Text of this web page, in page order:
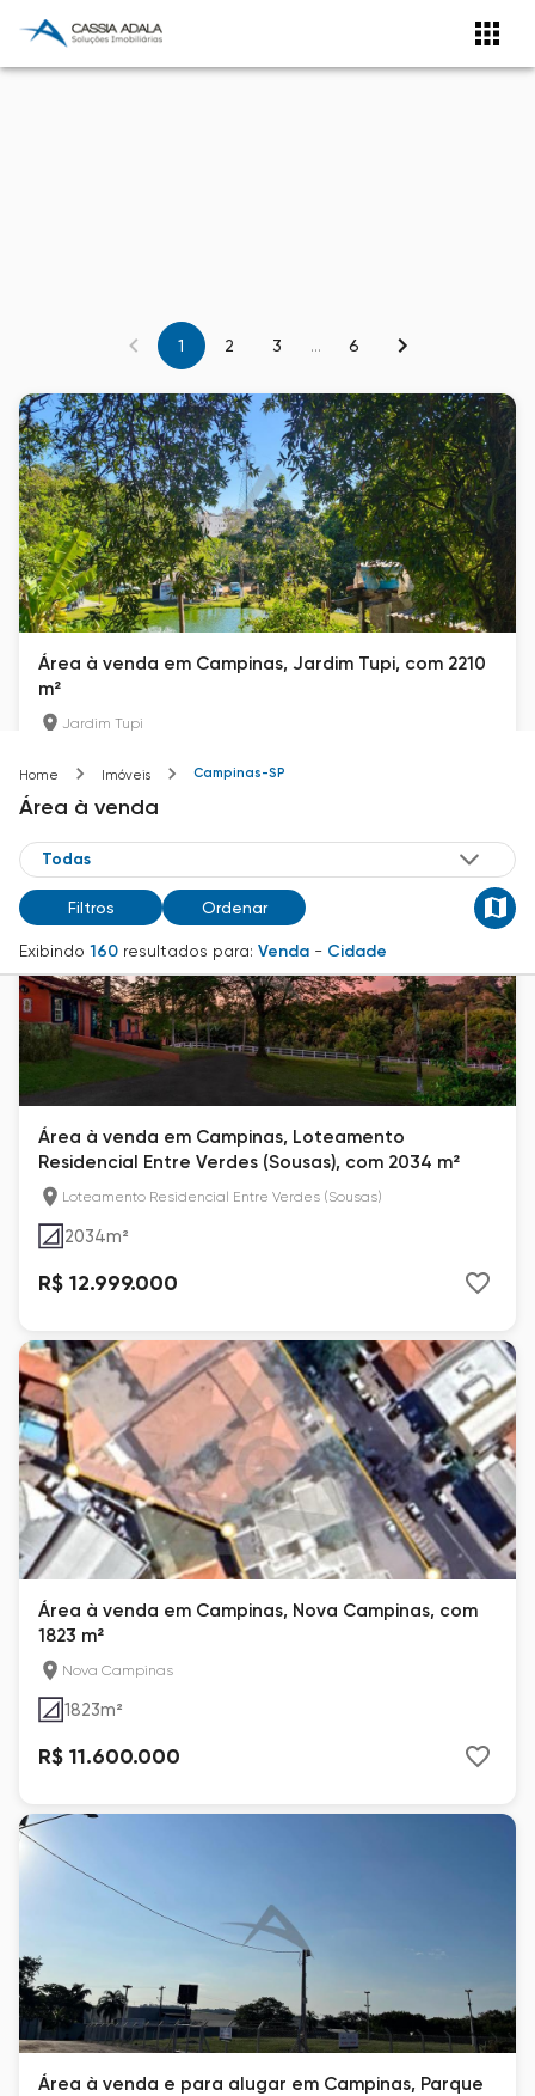
Home Imóveis Campinas-SP
Área à venda
Filtros Ordenar
Exibindo 160 resultados para: Venda - Cidade
1 2 3 ... 6
Área à venda em Campinas, Jardim Tupi, com 2210
m²
Jardim Tupi
2210
R$ 1.700.000
Área à venda em Campinas, Loteamento
Residencial Entre Verdes (Sousas), com 2034 m²
Loteamento Residencial Entre Verdes (Sousas)
2034m²
R$ 12.999.000
Área à venda em Campinas, Nova Campinas, com
1823 m²
Nova Campinas
1823m²
R$ 11.600.000
Área à venda e para alugar em Campinas, Parque